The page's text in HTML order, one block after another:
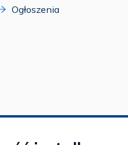
Ogłoszenia